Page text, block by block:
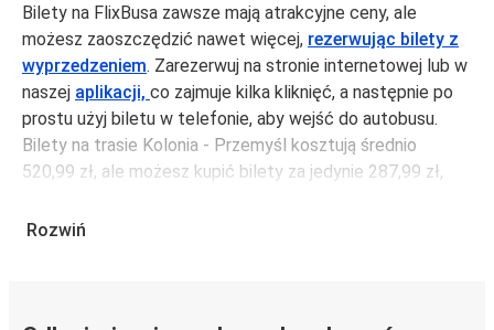
Bilety na FlixBusa zawsze mają atrakcyjne ceny, ale
możesz zaoszczędzić nawet więcej, rezerwując bilety z
wyprzedzeniem. Zarezerwuj na stronie internetowej lub w
naszej aplikacji, co zajmuje kilka kliknięć, a następnie po
prostu użyj biletu w telefonie, aby wejść do autobusu.
Bilety na trasie Kolonia - Przemyśl kosztują średnio
520,99 zł, ale możesz kupić bilety za jedynie 287,99 zł,
unikając weekendów i świąt. Aby podróżować szybko,
Rozwiń